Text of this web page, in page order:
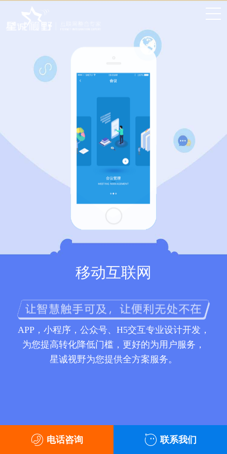
移动互联网
APP，小程序，公众号、H5交互专业设计开发，
为您提高转化降低门槛，更好的为用户服务，
星诚视野为您提供全方案服务。
电话咨询 联系我们